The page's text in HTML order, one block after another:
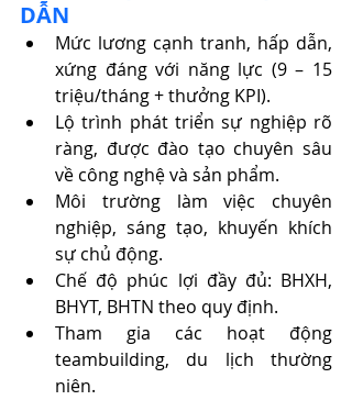
DẪN
Mức lương cạnh tranh, hấp dẫn,
xứng đáng với năng lực (9 – 15
triệu/tháng + thưởng KPI).
Lộ trình phát triển sự nghiệp rõ
ràng, được đào tạo chuyên sâu
về công nghệ và sản phẩm.
Môi trường làm việc chuyên
nghiệp, sáng tạo, khuyến khích
sự chủ động.
Chế độ phúc lợi đầy đủ: BHXH,
BHYT, BHTN theo quy định.
Tham gia các hoạt động
teambuilding, du lịch thường
niên.